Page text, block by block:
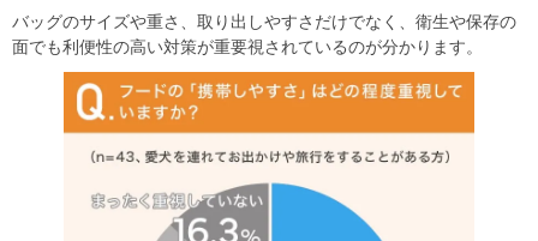
バッグのサイズや重さ、取り出しやすさだけでなく、衛生や保存の
面でも利便性の高い対策が重要視されているのが分かります。